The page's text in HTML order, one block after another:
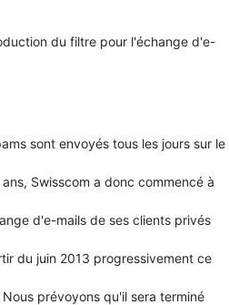
du filtre pour l'échange d'e-
sont envoyés tous les jours sur le
Swisscom a donc commencé à
d'e-mails de ses clients privés
du juin 2013 progressivement ce
prévoyons qu'il sera terminé